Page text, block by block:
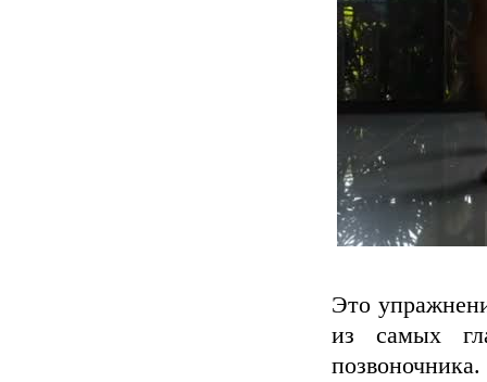
Это
из самых